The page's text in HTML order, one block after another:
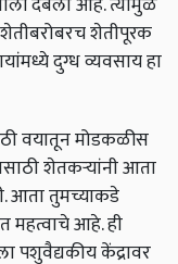
शेतीपूरक
दुग्ध व्यवसाय हा
वयातून मोडकळीस
शेतकऱ्यांनी आता
.आता तुमच्याकडे
महत्वाचे आहे.ही
पशुवैद्यकीय केंद्रावर